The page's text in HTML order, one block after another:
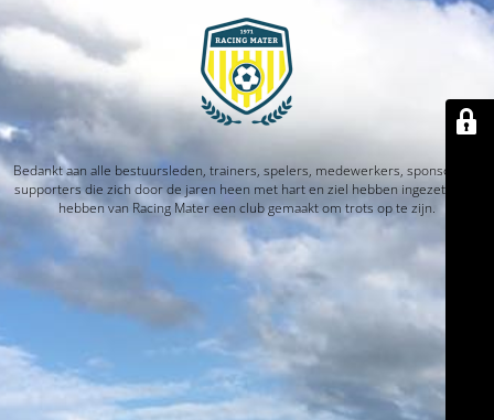
Bedankt aan alle bestuursleden, trainers, spelers, medewerkers, sponsors en
supporters die zich door de jaren heen met hart en ziel hebben ingezet. Jullie
hebben van Racing Mater een club gemaakt om trots op te zijn.